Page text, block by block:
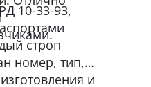
10-33-93,
строп
номер, тип,
и